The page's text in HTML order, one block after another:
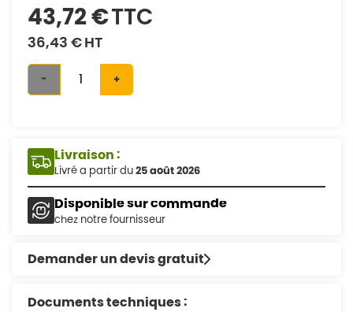
43,72 €TTC
36,43 €HT
- +
Livraison :
Livré a partir du25 août 2026
Disponible sur commande
chez notre fournisseur
Demander un devis gratuit
Documents techniques :